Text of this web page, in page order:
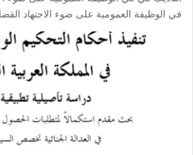
في الوظيفة العمومية على ضوء الاجتهاد